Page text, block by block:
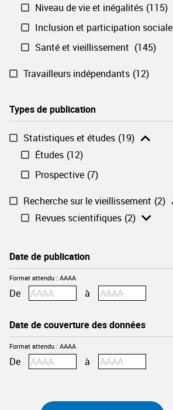
Niveau de vie et inégalités​ (115)
Inclusion et participation sociale
Santé et vieillissement ​ (145)
Travailleurs indépendants​ (12)
Types de publication
Statistiques et études (19)
Études (12)
Prospective (7)
Recherche sur le vieillissement (2)
Revues scientifiques (2)
Date de publication
Format attendu : AAAA
De Effacer ma saisie
à
Date de couverture des données
Format attendu : AAAA
De à